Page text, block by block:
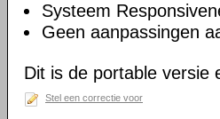
Systeem
Geen aanpassingen
Dit is de portable versie
Stel een correctie voor